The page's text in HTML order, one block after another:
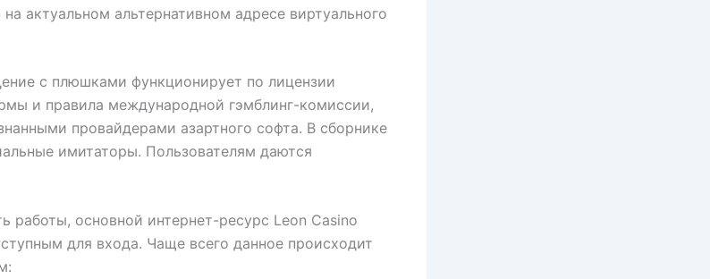
актуальном альтернативном адресе виртуального
с плюшками функционирует по лицензии
и правила международной гэмблинг-комиссии,
провайдерами азартного софта. В сборнике
имитаторы. Пользователям даются
работы, основной интернет-ресурс Leon Casino
для входа. Чаще всего данное происходит